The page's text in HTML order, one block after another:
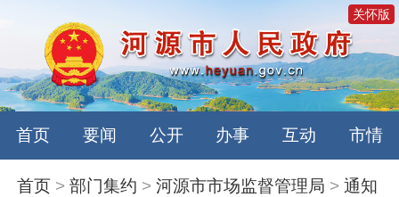
关怀版
首页 要闻 公开 办事 互动 市情
首页 >部门集约 >河源市市场监督管理局 >通知